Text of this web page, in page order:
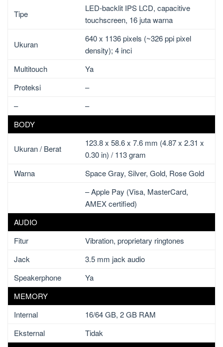
Tipe
LED-backlit IPS LCD, capacitive
touchscreen, 16 juta warna
Ukuran
640 x 1136 pixels (~326 ppi pixel
density); 4 inci
Multitouch
Ya
Proteksi
–
–
–
BODY
Ukuran / Berat
123.8 x 58.6 x 7.6 mm (4.87 x 2.31 x
0.30 in) / 113 gram
Warna
Space Gray, Silver, Gold, Rose Gold
– Apple Pay (Visa, MasterCard,
AMEX certified)
AUDIO
Fitur
Vibration, proprietary ringtones
Jack
3.5 mm jack audio
Speakerphone
Ya
MEMORY
Internal
16/64 GB, 2 GB RAM
Eksternal
Tidak